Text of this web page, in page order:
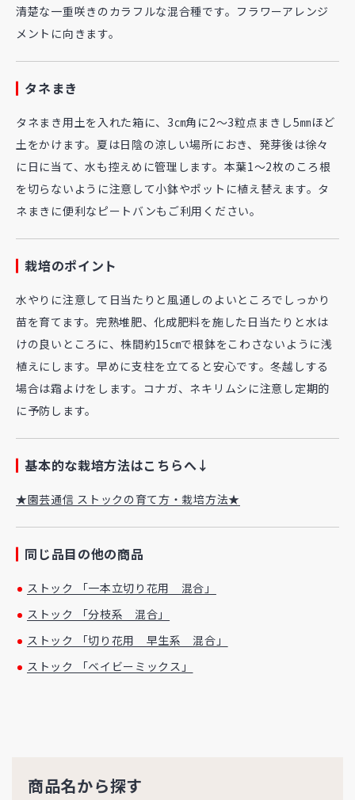
清楚な一重咲きのカラフルな混合種です。フラワーアレンジ
メントに向きます。
タネまき
タネまき用土を入れた箱に、3㎝角に2～3粒点まきし5㎜ほど
土をかけます。夏は日陰の涼しい場所におき、発芽後は徐々
に日に当て、水も控えめに管理します。本葉1～2枚のころ根
を切らないように注意して小鉢やポットに植え替えます。タ
ネまきに便利なピートバンもご利用ください。
栽培のポイント
水やりに注意して日当たりと風通しのよいところでしっかり
苗を育てます。完熟堆肥、化成肥料を施した日当たりと水は
けの良いところに、株間約15㎝で根鉢をこわさないように浅
植えにします。早めに支柱を立てると安心です。冬越しする
場合は霜よけをします。コナガ、ネキリムシに注意し定期的
に予防します。
基本的な栽培方法はこちらへ↓
★園芸通信 ストックの育て方・栽培方法★
同じ品目の他の商品
ストック 「一本立切り花用 混合」
ストック 「分枝系 混合」
ストック 「切り花用 早生系 混合」
ストック 「ベイビーミックス」
商品名から探す